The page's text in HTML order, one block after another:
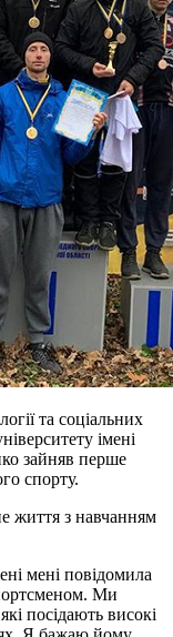
та соціальних
імені
зайняв перше
спорту.
життя з навчанням
мені повідомила
Ми
посідають високі